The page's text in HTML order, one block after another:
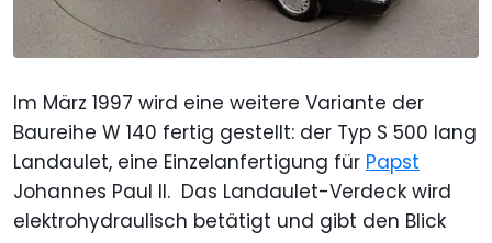
Im März 1997 wird eine weitere Variante der
Baureihe W 140 fertig gestellt: der Typ S 500 lang
Landaulet, eine Einzelanfertigung für Papst
Johannes Paul II. Das Landaulet-Verdeck wird
elektrohydraulisch betätigt und gibt den Blick